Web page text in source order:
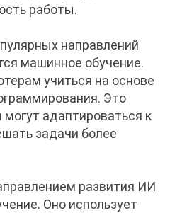
работы.
направлений
машинное обучение.
учиться на основе
Это
адаптироваться к
задачи более
развития ИИ
Оно использует